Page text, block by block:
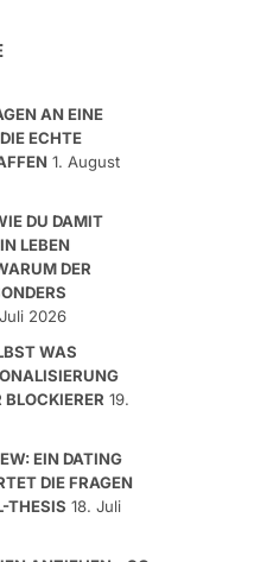
AN EINE
ECHTE
1. August
DU DAMIT
LEBEN
DER
2026
WAS
19.
EIN DATING
DIE FRAGEN
THESIS 18. Juli